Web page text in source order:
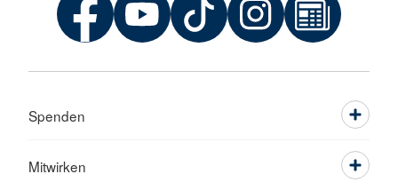
Spenden
Mitwirken